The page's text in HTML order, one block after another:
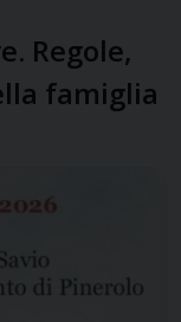
Regole,
famiglia